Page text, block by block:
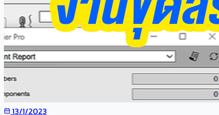
13/1/2023